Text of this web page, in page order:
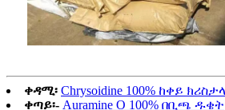
ቀዳሚ፡ Chrysoidine 100% ከቀይ
ቀጣይ፡- Auramine O 100% በቢጫ ዱቄት